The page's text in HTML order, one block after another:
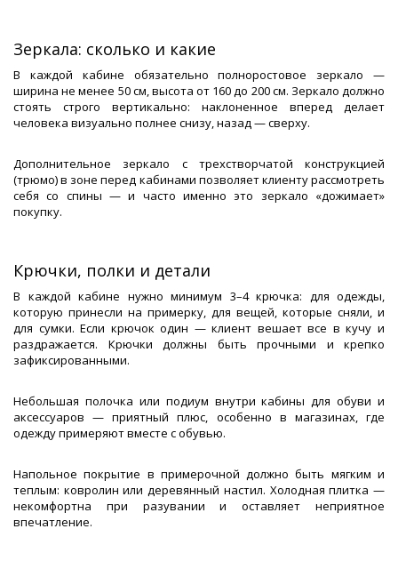
Зеркала: сколько и какие
В каждой кабине обязательно полноростовое зеркало —
ширина не менее 50 см, высота от 160 до 200 см. Зеркало должно
стоять строго вертикально: наклоненное вперед делает
человека визуально полнее снизу, назад — сверху.
Дополнительное зеркало с трехстворчатой конструкцией
(трюмо) в зоне перед кабинами позволяет клиенту рассмотреть
себя со спины — и часто именно это зеркало «дожимает»
покупку.
Крючки, полки и детали
В каждой кабине нужно минимум 3–4 крючка: для одежды,
которую принесли на примерку, для вещей, которые сняли, и
для сумки. Если крючок один — клиент вешает все в кучу и
раздражается. Крючки должны быть прочными и крепко
зафиксированными.
Небольшая полочка или подиум внутри кабины для обуви и
аксессуаров — приятный плюс, особенно в магазинах, где
одежду примеряют вместе с обувью.
Напольное покрытие в примерочной должно быть мягким и
теплым: ковролин или деревянный настил. Холодная плитка —
некомфортна при разувании и оставляет неприятное
впечатление.